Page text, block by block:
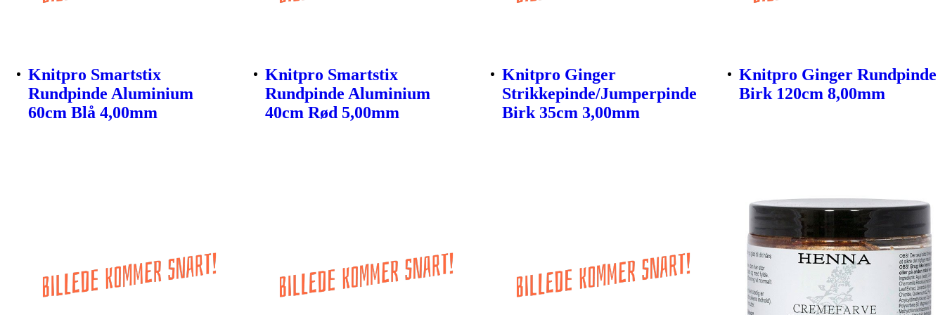
Knitpro Smartstix
Rundpinde Aluminium
60cm Blå 4,00mm
Knitpro Smartstix
Rundpinde Aluminium
40cm Rød 5,00mm
Knitpro Ginger
Strikkepinde/Jumperpinde
Birk 35cm 3,00mm
Knitpro Ginger Rundpinde
Birk 120cm 8,00mm